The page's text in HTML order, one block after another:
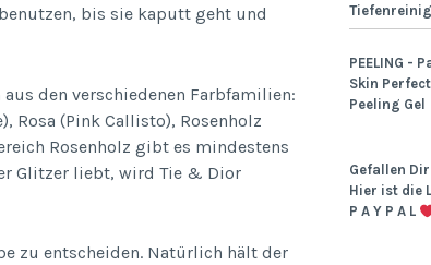
bis sie kaputt geht und
den verschiedenen Farbfamilien:
Rosa (Pink Callisto), Rosenholz
Rosenholz gibt es mindestens
Glitzer liebt, wird Tie & Dior
zu entscheiden. Natürlich hält der
PEELING -
Skin
Peeling Gel
Gefallen Dir
Hier ist die
P A Y P A L